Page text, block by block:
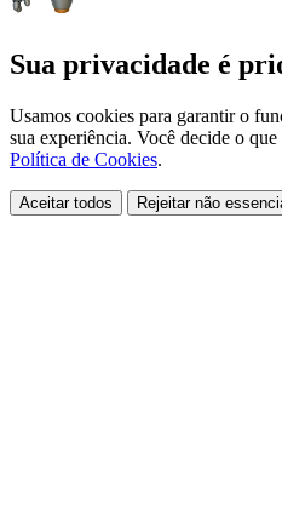
Sua privacidade é
Usamos cookies para garantir o
sua experiência. Você decide o que
Política de Cookies.
Aceitar todos Rejeitar não